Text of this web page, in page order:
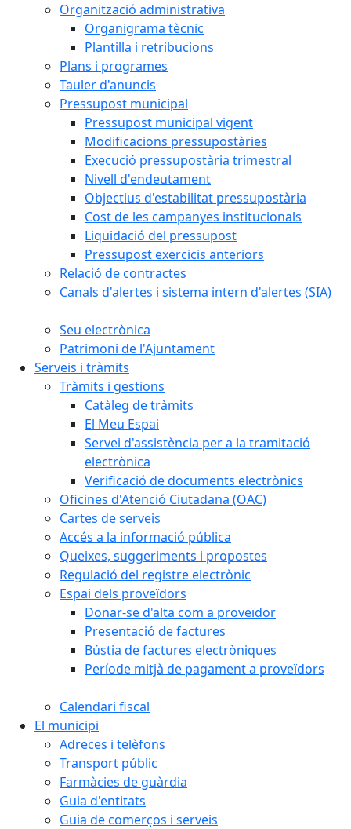
Organització administrativa
Organigrama tècnic
Plantilla i retribucions
Plans i programes
Tauler d'anuncis
Pressupost municipal
Pressupost municipal vigent
Modificacions pressupostàries
Execució pressupostària trimestral
Nivell d'endeutament
Objectius d'estabilitat pressupostària
Cost de les campanyes institucionals
Liquidació del pressupost
Pressupost exercicis anteriors
Relació de contractes
Canals d'alertes i sistema intern d'alertes (SIA)
Seu electrònica
Patrimoni de l'Ajuntament
Serveis i tràmits
Tràmits i gestions
Catàleg de tràmits
El Meu Espai
Servei d'assistència per a la tramitació
electrònica
Verificació de documents electrònics
Oficines d'Atenció Ciutadana (OAC)
Cartes de serveis
Accés a la informació pública
Queixes, suggeriments i propostes
Regulació del registre electrònic
Espai dels proveïdors
Donar-se d'alta com a proveïdor
Presentació de factures
Bústia de factures electròniques
Període mitjà de pagament a proveïdors
Calendari fiscal
El municipi
Adreces i telèfons
Transport públic
Farmàcies de guàrdia
Guia d'entitats
Guia de comerços i serveis